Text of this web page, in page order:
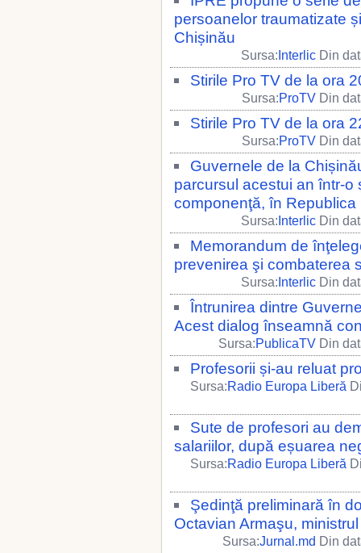
persoanelor traumatizate
Chișinău
Sursa:Interlic Din
Stirile Pro TV de la ora
Sursa:ProTV Din
Stirile Pro TV de la ora
Sursa:ProTV Din
Guvernele de la
parcursul acestui an într-
componenţă, în Republica
Sursa:Interlic Din
Memorandum de
prevenirea şi combaterea
Sursa:Interlic Din
Întrunirea dintre
Acest dialog înseamnă
Sursa:PublicaTV Din
Profesorii și-au reluat
Sursa:Radio Europa Liberă
Sute de profesori au
salariilor, după eșuarea
Sursa:Radio Europa Liberă
Şedinţă preliminară în
Octavian Armaşu,
Sursa:Jurnal.md Din